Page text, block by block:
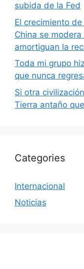
subida de la Fed
El crecimiento
China se
amortiguan la
Toda mi grupo
que nunca
Si otra
Tierra antaño
Categories
Internacional
Noticias